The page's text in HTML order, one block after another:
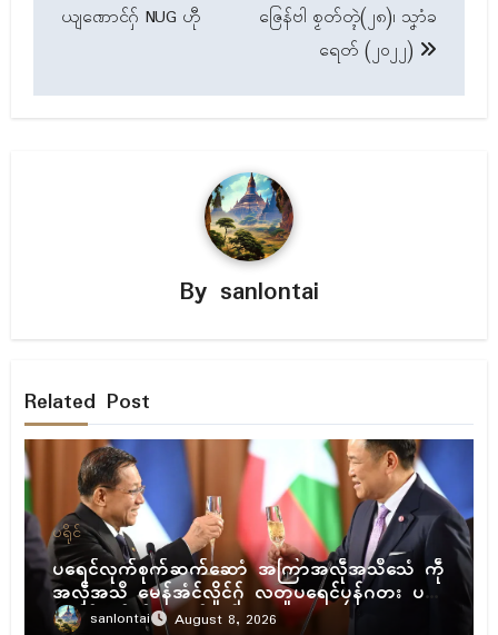
ယျဏောၚ်ဂှ် NUG ဟီု
ဇြေန်ဗါ စၟတ်တ္ၚဲ(၂၈)၊ သၞာံခ
ရေတ် (၂၀၂၂)
By sanlontai
Related Post
ပရိုၚ်
ပရေၚ်လုက်စုက်ဆက်ဆောံ အကြာအလဵုအသဳသေံ ကဵု
အလဵုအသဳ မေန်အံၚ်လှိုၚ်ဂှ် လတူပရေၚ်ပၠန်ဂတး ပ
ရေၚ်ဇီုကပိုက် နွံကၠုၚ်မာန်ဟာ
sanlontai August 8, 2026